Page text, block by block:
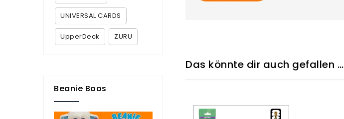
Das könnte dir auch gefallen …
UNIVERSAL CARDS
UpperDeck ZURU
Beanie Boos